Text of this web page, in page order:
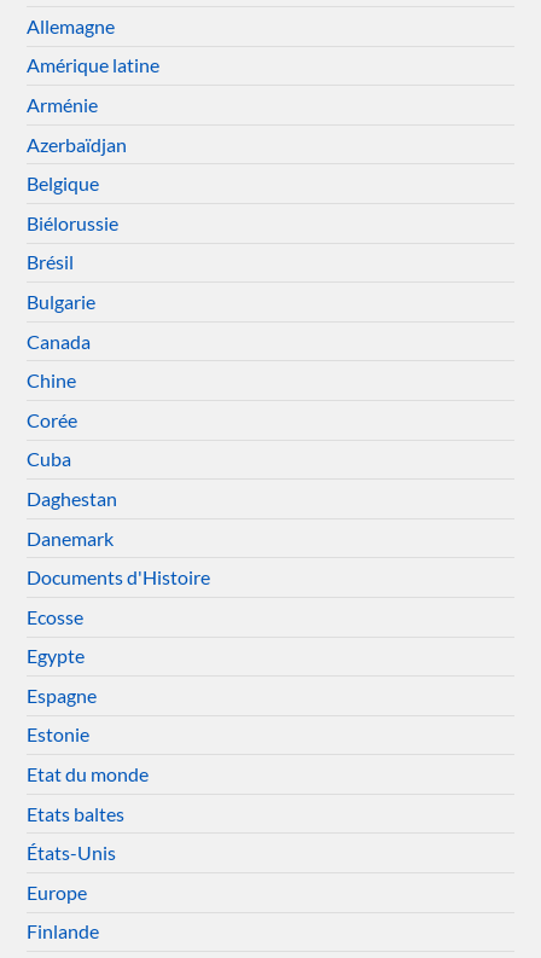
Allemagne
Amérique latine
Arménie
Azerbaïdjan
Belgique
Biélorussie
Brésil
Bulgarie
Canada
Chine
Corée
Cuba
Daghestan
Danemark
Documents d'Histoire
Ecosse
Egypte
Espagne
Estonie
Etat du monde
Etats baltes
États-Unis
Europe
Finlande